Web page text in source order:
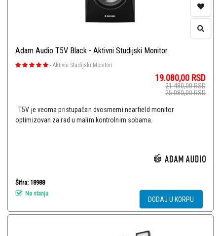
Adam Audio T5V Black - Aktivni Studijski Monitor
- Aktivni Studijski Monitori
19.080,00 RSD
21.480,00RSD
25.080,00RSD
T5V je veoma pristupačan dvosmerni nearfield monitor
optimizovan za rad u malim kontrolnim sobama.
Šifra: 18988
Na stanju
DODAJ U KORPU